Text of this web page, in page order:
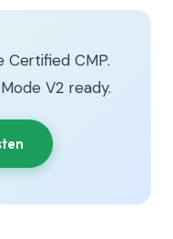
Certified CMP.
V2 ready.